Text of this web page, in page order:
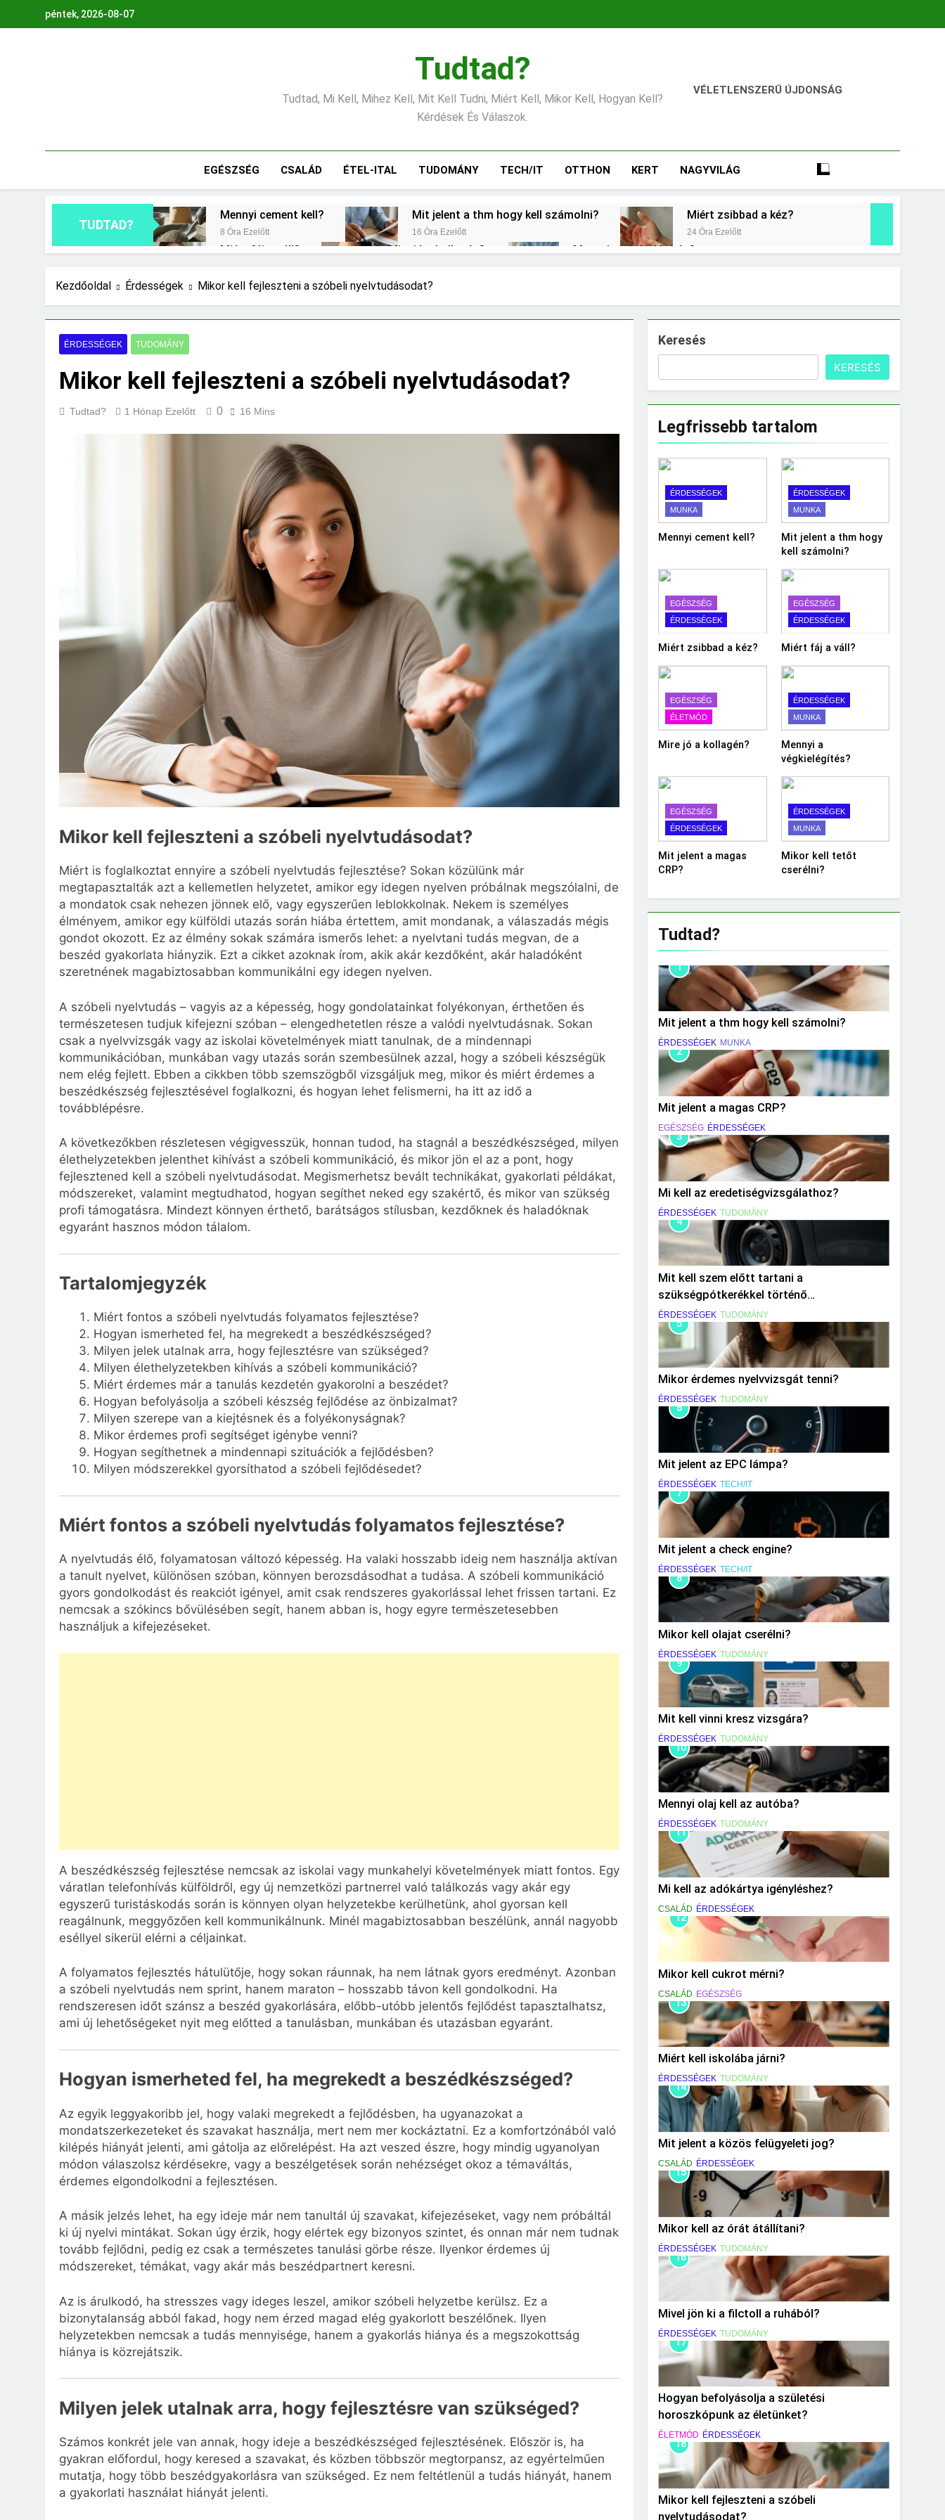
péntek, 2026-08-07
Tudtad?
Tudtad, Mi Kell, Mihez Kell, Mit Kell Tudni, Miért Kell, Mikor Kell, Hogyan Kell?
Kérdések És Válaszok.
VÉLETLENSZERŰ ÚJDONSÁG
EGÉSZSÉG CSALÁD ÉTEL-ITAL TUDOMÁNY TECH/IT OTTHON KERT NAGYVILÁG
TUDTAD?
Mennyi cement kell?
8 Óra Ezelőtt
Mit jelent a thm hogy kell számolni?
16 Óra Ezelőtt
Miért zsibbad a kéz?
24 Óra Ezelőtt
Miért fáj a váll? Mire jó a kollagén? Mennyi a végkielégítés?
Mit jelent a magas CRP?
Milyen fűtést érdemes választani?
Kezdőoldal Érdességek Mikor kell fejleszteni a szóbeli nyelvtudásodat?
ÉRDESSÉGEK TUDOMÁNY
Mikor kell fejleszteni a szóbeli nyelvtudásodat?
Tudtad? 1 Hónap Ezelőtt 0 16 Mins
Mikor kell fejleszteni a szóbeli nyelvtudásodat?
Miért is foglalkoztat ennyire a szóbeli nyelvtudás fejlesztése? Sokan közülünk már
megtapasztalták azt a kellemetlen helyzetet, amikor egy idegen nyelven próbálnak megszólalni, de
a mondatok csak nehezen jönnek elő, vagy egyszerűen leblokkolnak. Nekem is személyes
élményem, amikor egy külföldi utazás során hiába értettem, amit mondanak, a válaszadás mégis
gondot okozott. Ez az élmény sokak számára ismerős lehet: a nyelvtani tudás megvan, de a
beszéd gyakorlata hiányzik. Ezt a cikket azoknak írom, akik akár kezdőként, akár haladóként
szeretnének magabiztosabban kommunikálni egy idegen nyelven.
A szóbeli nyelvtudás – vagyis az a képesség, hogy gondolatainkat folyékonyan, érthetően és
természetesen tudjuk kifejezni szóban – elengedhetetlen része a valódi nyelvtudásnak. Sokan
csak a nyelvvizsgák vagy az iskolai követelmények miatt tanulnak, de a mindennapi
kommunikációban, munkában vagy utazás során szembesülnek azzal, hogy a szóbeli készségük
nem elég fejlett. Ebben a cikkben több szemszögből vizsgáljuk meg, mikor és miért érdemes a
beszédkészség fejlesztésével foglalkozni, és hogyan lehet felismerni, ha itt az idő a
továbblépésre.
A következőkben részletesen végigvesszük, honnan tudod, ha stagnál a beszédkészséged, milyen
élethelyzetekben jelenthet kihívást a szóbeli kommunikáció, és mikor jön el az a pont, hogy
fejlesztened kell a szóbeli nyelvtudásodat. Megismerhetsz bevált technikákat, gyakorlati példákat,
módszereket, valamint megtudhatod, hogyan segíthet neked egy szakértő, és mikor van szükség
profi támogatásra. Mindezt könnyen érthető, barátságos stílusban, kezdőknek és haladóknak
egyaránt hasznos módon tálalom.
Tartalomjegyzék
Miért fontos a szóbeli nyelvtudás folyamatos fejlesztése?
Hogyan ismerheted fel, ha megrekedt a beszédkészséged?
Milyen jelek utalnak arra, hogy fejlesztésre van szükséged?
Milyen élethelyzetekben kihívás a szóbeli kommunikáció?
Miért érdemes már a tanulás kezdetén gyakorolni a beszédet?
Hogyan befolyásolja a szóbeli készség fejlődése az önbizalmat?
Milyen szerepe van a kiejtésnek és a folyékonyságnak?
Mikor érdemes profi segítséget igénybe venni?
Hogyan segíthetnek a mindennapi szituációk a fejlődésben?
Milyen módszerekkel gyorsíthatod a szóbeli fejlődésedet?
Miért fontos a szóbeli nyelvtudás folyamatos fejlesztése?
A nyelvtudás élő, folyamatosan változó képesség. Ha valaki hosszabb ideig nem használja aktívan
a tanult nyelvet, különösen szóban, könnyen berozsdásodhat a tudása. A szóbeli kommunikáció
gyors gondolkodást és reakciót igényel, amit csak rendszeres gyakorlással lehet frissen tartani. Ez
nemcsak a szókincs bővülésében segít, hanem abban is, hogy egyre természetesebben
használjuk a kifejezéseket.
A beszédkészség fejlesztése nemcsak az iskolai vagy munkahelyi követelmények miatt fontos. Egy
váratlan telefonhívás külföldről, egy új nemzetközi partnerrel való találkozás vagy akár egy
egyszerű turistáskodás során is könnyen olyan helyzetekbe kerülhetünk, ahol gyorsan kell
reagálnunk, meggyőzően kell kommunikálnunk. Minél magabiztosabban beszélünk, annál nagyobb
eséllyel sikerül elérni a céljainkat.
A folyamatos fejlesztés hátulütője, hogy sokan ráunnak, ha nem látnak gyors eredményt. Azonban
a szóbeli nyelvtudás nem sprint, hanem maraton – hosszabb távon kell gondolkodni. Ha
rendszeresen időt szánsz a beszéd gyakorlására, előbb-utóbb jelentős fejlődést tapasztalhatsz,
ami új lehetőségeket nyit meg előtted a tanulásban, munkában és utazásban egyaránt.
Hogyan ismerheted fel, ha megrekedt a beszédkészséged?
Az egyik leggyakoribb jel, hogy valaki megrekedt a fejlődésben, ha ugyanazokat a
mondatszerkezeteket és szavakat használja, mert nem mer kockáztatni. Ez a komfortzónából való
kilépés hiányát jelenti, ami gátolja az előrelépést. Ha azt veszed észre, hogy mindig ugyanolyan
módon válaszolsz kérdésekre, vagy a beszélgetések során nehézséget okoz a témaváltás,
érdemes elgondolkodni a fejlesztésen.
A másik jelzés lehet, ha egy ideje már nem tanultál új szavakat, kifejezéseket, vagy nem próbáltál
ki új nyelvi mintákat. Sokan úgy érzik, hogy elértek egy bizonyos szintet, és onnan már nem tudnak
tovább fejlődni, pedig ez csak a természetes tanulási görbe része. Ilyenkor érdemes új
módszereket, témákat, vagy akár más beszédpartnert keresni.
Az is árulkodó, ha stresszes vagy ideges leszel, amikor szóbeli helyzetbe kerülsz. Ez a
bizonytalanság abból fakad, hogy nem érzed magad elég gyakorlott beszélőnek. Ilyen
helyzetekben nemcsak a tudás mennyisége, hanem a gyakorlás hiánya és a megszokottság
hiánya is közrejátszik.
Milyen jelek utalnak arra, hogy fejlesztésre van szükséged?
Számos konkrét jele van annak, hogy ideje a beszédkészséged fejlesztésének. Először is, ha
gyakran előfordul, hogy keresed a szavakat, és közben többször megtorpansz, az egyértelműen
mutatja, hogy több beszédgyakorlásra van szükséged. Ez nem feltétlenül a tudás hiányát, hanem
a gyakorlati használat hiányát jelenti.
Keresés
KERESÉS
Legfrissebb tartalom
ÉRDESSÉGEK
MUNKA
Mennyi cement kell?
ÉRDESSÉGEK
MUNKA
Mit jelent a thm hogy
kell számolni?
EGÉSZSÉG
ÉRDESSÉGEK
Miért zsibbad a kéz?
EGÉSZSÉG
ÉRDESSÉGEK
Miért fáj a váll?
EGÉSZSÉG
ÉLETMÓD
Mire jó a kollagén?
ÉRDESSÉGEK
MUNKA
Mennyi a
végkielégítés?
EGÉSZSÉG
ÉRDESSÉGEK
Mit jelent a magas
CRP?
ÉRDESSÉGEK
MUNKA
Mikor kell tetőt
cserélni?
Tudtad?
1
Mit jelent a thm hogy kell számolni?
ÉRDESSÉGEK MUNKA
2
Mit jelent a magas CRP?
EGÉSZSÉG ÉRDESSÉGEK
3
Mi kell az eredetiségvizsgálathoz?
ÉRDESSÉGEK TUDOMÁNY
4
Mit kell szem előtt tartani a
szükségpótkerékkel történő
közlekedéskor?
ÉRDESSÉGEK TUDOMÁNY
5
Mikor érdemes nyelvvizsgát tenni?
ÉRDESSÉGEK TUDOMÁNY
6
Mit jelent az EPC lámpa?
ÉRDESSÉGEK TECH/IT
7
Mit jelent a check engine?
ÉRDESSÉGEK TECH/IT
8
Mikor kell olajat cserélni?
ÉRDESSÉGEK TUDOMÁNY
9
Mit kell vinni kresz vizsgára?
ÉRDESSÉGEK TUDOMÁNY
10
Mennyi olaj kell az autóba?
ÉRDESSÉGEK TUDOMÁNY
11
Mi kell az adókártya igényléshez?
CSALÁD ÉRDESSÉGEK
12
Mikor kell cukrot mérni?
CSALÁD EGÉSZSÉG
13
Miért kell iskolába járni?
ÉRDESSÉGEK TUDOMÁNY
14
Mit jelent a közös felügyeleti jog?
CSALÁD ÉRDESSÉGEK
15
Mikor kell az órát átállítani?
ÉRDESSÉGEK TUDOMÁNY
16
Mivel jön ki a filctoll a ruhából?
ÉRDESSÉGEK TUDOMÁNY
17
Hogyan befolyásolja a születési
horoszkópunk az életünket?
ÉLETMÓD ÉRDESSÉGEK
18
Mikor kell fejleszteni a szóbeli
nyelvtudásodat?